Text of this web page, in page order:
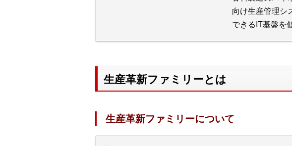
向け生産管理シ
できるIT基盤を
生産革新ファミリーとは
生産革新ファミリーについて